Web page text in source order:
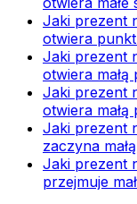
Jaki prezent
otwiera
Jaki prezent
otwiera
Jaki prezent
otwiera
Jaki prezent
zaczyna
Jaki prezent
przejmuje